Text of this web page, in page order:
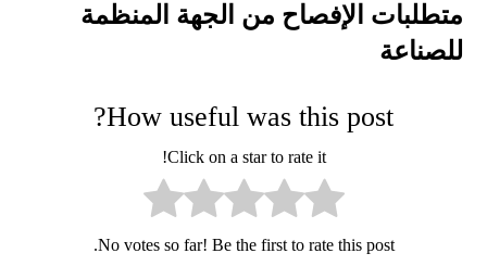
متطلبات الإفصاح من الجهة المنظمة
للصناعة
How useful was this post?
Click on a star to rate it!
No votes so far! Be the first to rate this post.